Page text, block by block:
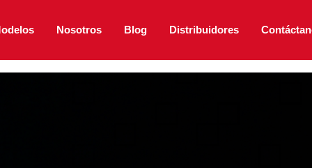
Nosotros Blog Distribuidores